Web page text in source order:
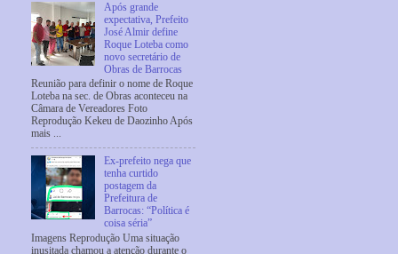
Após grande
expectativa, Prefeito
José Almir define
Roque Loteba como
novo secretário de
Obras de Barrocas
Reunião para definir o nome de Roque
Loteba na sec. de Obras aconteceu na
Câmara de Vereadores Foto
Reprodução Kekeu de Daozinho Após
mais ...
Ex-prefeito nega que
tenha curtido
postagem da
Prefeitura de
Barrocas: “Política é
coisa séria”
Imagens Reprodução Uma situação
inusitada chamou a atenção durante o